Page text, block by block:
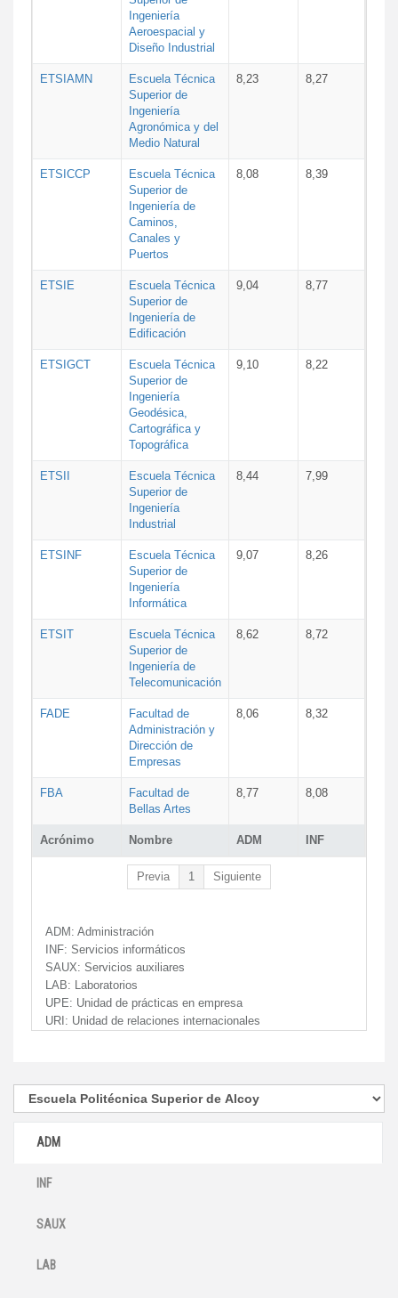
Acrónimo Nombre ADM INF
Ingeniería
Aeroespacial y
Diseño Industrial
ETSIAMN
Escuela Técnica
Superior de
Ingeniería
Agronómica y del
Medio Natural
8,23 8,27
ETSICCP
Escuela Técnica
Superior de
Ingeniería de
Caminos,
Canales y
Puertos
8,08 8,39
ETSIE
Escuela Técnica
Superior de
Ingeniería de
Edificación
9,04 8,77
ETSIGCT
Escuela Técnica
Superior de
Ingeniería
Geodésica,
Cartográfica y
Topográfica
9,10 8,22
ETSII
Escuela Técnica
Superior de
Ingeniería
Industrial
8,44 7,99
ETSINF
Escuela Técnica
Superior de
Ingeniería
Informática
9,07 8,26
ETSIT
Escuela Técnica
Superior de
Ingeniería de
Telecomunicación
8,62 8,72
FADE
Facultad de
Administración y
Dirección de
Empresas
8,06 8,32
FBA
Facultad de
Bellas Artes
8,77 8,08
Previa 1 Siguiente
ADM: Administración
INF: Servicios informáticos
SAUX: Servicios auxiliares
LAB: Laboratorios
UPE: Unidad de prácticas en empresa
URI: Unidad de relaciones internacionales
ADM
INF
SAUX
LAB